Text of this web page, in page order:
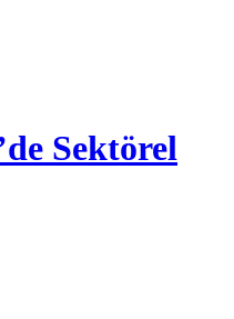
Sektörel